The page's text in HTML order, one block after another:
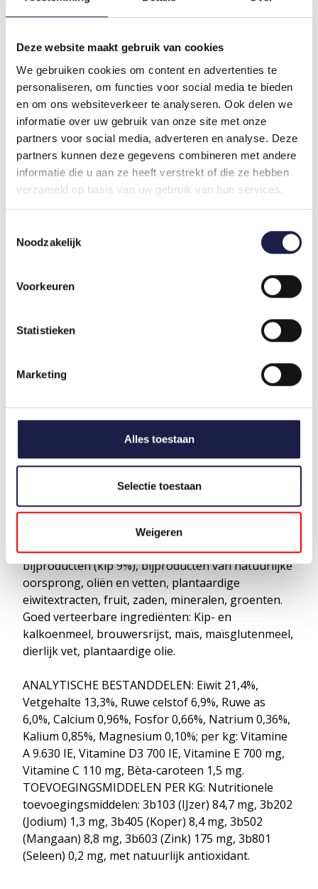
Deze website maakt gebruik van cookies
We gebruiken cookies om content en advertenties te
personaliseren, om functies voor social media te bieden
en om ons websiteverkeer te analyseren. Ook delen we
informatie over uw gebruik van onze site met onze
partners voor social media, adverteren en analyse. Deze
partners kunnen deze gegevens combineren met andere
informatie die u aan ze heeft verstrekt of die ze hebben
verzameld op basis van uw gebruik van hun services.
Noodzakelijk
Voorkeuren
Statistieken
Marketing
Alles toestaan
Selectie toestaan
Weigeren
WAT ZIJN DE VOEDINGSRICHTLIJNEN?
en voor gebruik of voor verlenging van de
gebruiksduur een dierenarts te raadplegen.
Geef de juiste dagelijkse hoeveelheid zoals is
aangegeven aan de hand van de grootte van de
hond. Pas de hoeveelheid aan om het optimale
gewicht te behouden: deze hoeveelheid kan
worden verdeeld over twee of meer maaltijden per
dag.
Biome:
5 kg
20 kg
40 kg
515 gram
11 gr per kg
WAT ZIJN DE INGREDIËNTEN VAN HILL'S
PRESCRIPTION DIETGASTROINTESTINAL
SAMENSTELLING: Granen, vlees en dierlijke
bijproducten (kip 9%), bijproducten van natuurlijke
oorsprong, oliën en vetten, plantaardige
eiwitextracten, fruit, zaden, mineralen, groenten.
Goed verteerbare ingrediënten: Kip- en
kalkoenmeel, brouwersrijst, maïs, maïsglutenmeel,
dierlijk vet, plantaardige olie.
ANALYTISCHE BESTANDDELEN: Eiwit 21,4%,
Vetgehalte 13,3%, Ruwe celstof 6,9%, Ruwe as
6,0%, Calcium 0,96%, Fosfor 0,66%, Natrium 0,36%,
Kalium 0,85%, Magnesium 0,10%; per kg: Vitamine
A 9.630 IE, Vitamine D3 700 IE, Vitamine E 700 mg,
Vitamine C 110 mg, Bèta-caroteen 1,5 mg.
TOEVOEGINGSMIDDELEN PER KG: Nutritionele
toevoegingsmiddelen: 3b103 (IJzer) 84,7 mg, 3b202
(Jodium) 1,3 mg, 3b405 (Koper) 8,4 mg, 3b502
(Mangaan) 8,8 mg, 3b603 (Zink) 175 mg, 3b801
(Seleen) 0,2 mg, met natuurlijk antioxidant.